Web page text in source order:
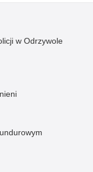
w Odrzywole